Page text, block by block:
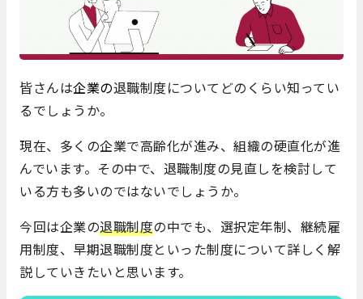
皆さんは企業の退職制度についてどのくらい知ってい
るでしょうか。
現在、多くの企業で高齢化が進み、組織の硬直化が進
んでいます。その中で、退職制度の見直しを検討して
いる方も多いのではないでしょうか。
今回は企業の退職制度の中でも、選択定年制、継続雇
用制度、早期退職制度といった制度について詳しく解
説していきたいと思います。